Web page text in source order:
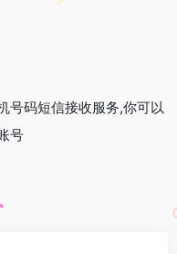
号码短信接收服务,你可以
号